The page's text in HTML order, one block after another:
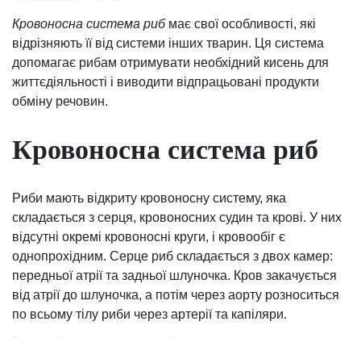
Кровоносна система рибмає свої особливості, які
відрізняють її від системи інших тварин. Ця система
допомагає рибам отримувати необхідний кисень для
життєдіяльності і виводити відпрацьовані продукти
обміну речовин.
Кровоносна система риб
Риби мають відкриту кровоносну систему, яка
складається з серця, кровоносних судин та крові. У них
відсутні окремі кровоносні круги, і кровообіг є
однопрохідним. Серце риб складається з двох камер:
передньої атрії та задньої шлуночка. Кров закачується
від атрії до шлуночка, а потім через аорту розноситься
по всьому тілу риби через артерії та капіляри.